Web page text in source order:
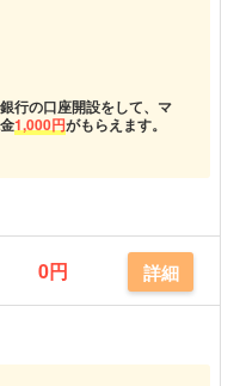
行の口座開設をして、マ
1,000円がもらえます。
0円 詳細